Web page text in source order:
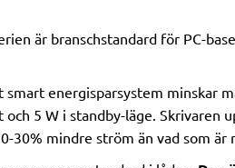
är branschstandard för PC-
energisparsystem minskar
5 W i standby-läge. Skrivaren
30% mindre ström än vad som